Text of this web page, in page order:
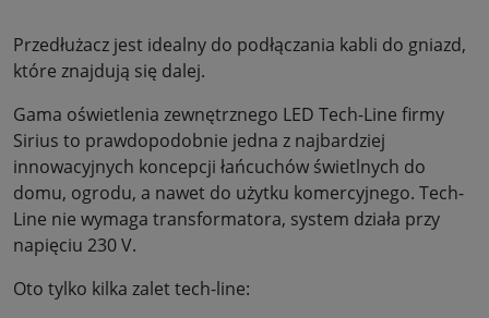
Przedłużacz jest idealny do podłączania kabli do gniazd,
które znajdują się dalej.
Gama oświetlenia zewnętrznego LED Tech-Line firmy
Sirius to prawdopodobnie jedna z najbardziej
innowacyjnych koncepcji łańcuchów świetlnych do
domu, ogrodu, a nawet do użytku komercyjnego. Tech-
Line nie wymaga transformatora, system działa przy
napięciu 230 V.
Oto tylko kilka zalet tech-line: